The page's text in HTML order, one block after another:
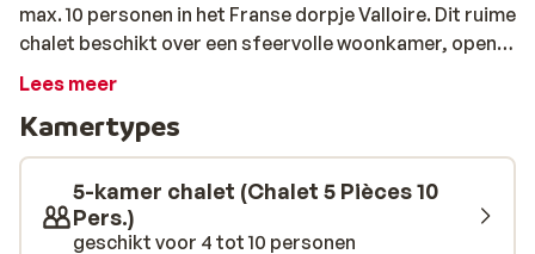
max. 10 personen in het Franse dorpje Valloire. Dit ruime
chalet beschikt over een sfeervolle woonkamer, open
keuken, 4 aparte slaapkamers en 2 badkamers.
prachtige omgeving. Het gezellige centrum van
Valloire, waar je terecht kunt voor je dagelijkse
boodschappen, vind je op 900 meter afstand. De piste
en de skilift liggen op 250 meter afstand van het chalet.
Lees meer
Kamertypes
5-kamer chalet (Chalet 5 Pièces 10
Pers.)
geschikt voor 4 tot 10 personen